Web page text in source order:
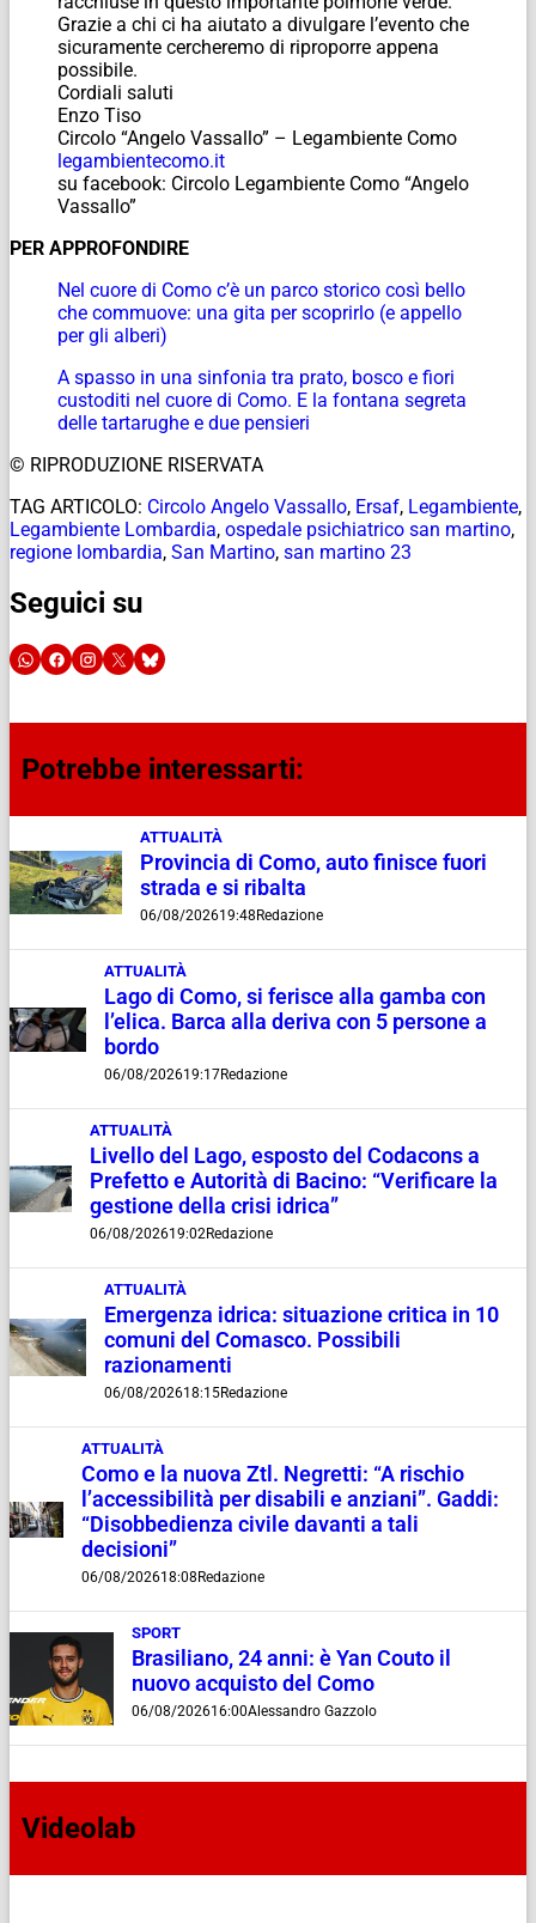
Grazie a chi ci ha aiutato a divulgare l’evento che
sicuramente cercheremo di riproporre appena
possibile.
Cordiali saluti
Enzo Tiso
Circolo “Angelo Vassallo” – Legambiente Como
legambientecomo.it
su facebook: Circolo Legambiente Como “Angelo
Vassallo”
PER APPROFONDIRE
Nel cuore di Como c’è un parco storico così bello
che commuove: una gita per scoprirlo (e appello
per gli alberi)
A spasso in una sinfonia tra prato, bosco e fiori
custoditi nel cuore di Como. E la fontana segreta
delle tartarughe e due pensieri
© RIPRODUZIONE RISERVATA
TAG ARTICOLO: Circolo Angelo Vassallo, Ersaf, Legambiente,
Legambiente Lombardia, ospedale psichiatrico san martino,
regione lombardia, San Martino, san martino 23
Seguici su
Potrebbe interessarti:
ATTUALITÀ
Provincia di Como, auto finisce fuori
strada e si ribalta
06/08/202619:48 Redazione
ATTUALITÀ
Lago di Como, si ferisce alla gamba con
l’elica. Barca alla deriva con 5 persone a
bordo
06/08/202619:17Redazione
ATTUALITÀ
Livello del Lago, esposto del Codacons a
Prefetto e Autorità di Bacino: “Verificare la
gestione della crisi idrica”
06/08/202619:02Redazione
ATTUALITÀ
Emergenza idrica: situazione critica in 10
comuni del Comasco. Possibili
razionamenti
06/08/202618:15Redazione
ATTUALITÀ
Como e la nuova Ztl. Negretti: “A rischio
l’accessibilità per disabili e anziani”. Gaddi:
“Disobbedienza civile davanti a tali
decisioni”
06/08/202618:08 Redazione
SPORT
Brasiliano, 24 anni: è Yan Couto il
nuovo acquisto del Como
06/08/202616:00Alessandro Gazzolo
Videolab